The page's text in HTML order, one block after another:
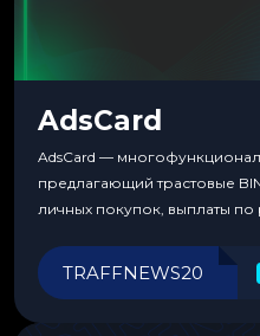
AdsCard
AdsCard —
предлагающий трастовые
личных покупок, выплаты по
инструменты для
TRAFFNEWS20